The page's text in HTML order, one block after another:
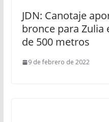
JDN: Canotaje
bronce para Zulia
de 500 metros
9 de febrero de 2022